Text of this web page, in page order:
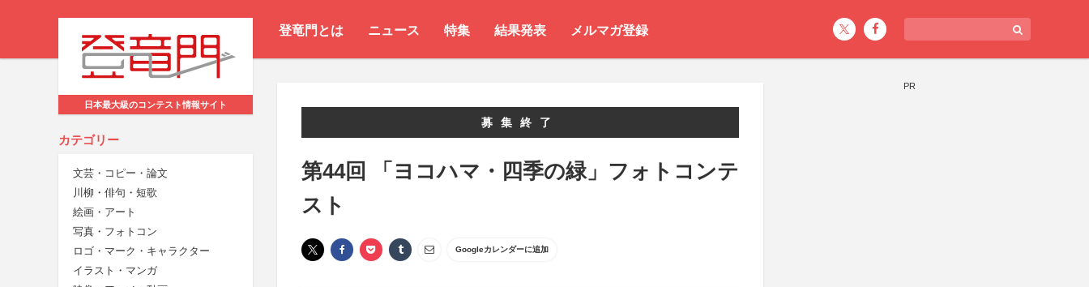
登竜門とは ニュース 特集 結果発表 メルマガ登録
日本最大級のコンテスト情報サイト
カテゴリー
文芸・コピー・論文
川柳・俳句・短歌
絵画・アート
写真・フォトコン
ロゴ・マーク・キャラクター
イラスト・マンガ
募集終了
第44回 「ヨコハマ・四季の緑」フォトコンテ
スト
Googleカレンダーに追加
PR